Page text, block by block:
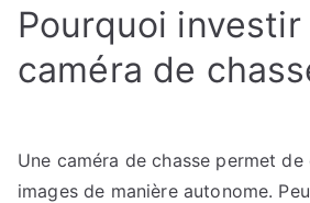
Pourquoi
caméra de
Une caméra de chasse permet
images de manière autonome.